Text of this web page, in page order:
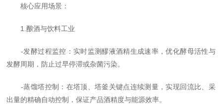
核心应用场景：
1.酿酒与饮料工业
-发酵过程监控：实时监测醪液酒精生成速率，优化酵母活性与
发酵周期，防止过早停滞或杂菌污染。
-蒸馏塔控制：在塔顶、塔釜关键点连续测量，实现回流比、采
出量的精确自动控制，保证产品酒精度与能源效率。